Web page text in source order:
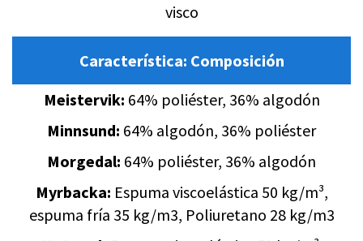
visco
Característica: Composición
Meistervik: 64% poliéster, 36% algodón
Minnsund: 64% algodón, 36% poliéster
Morgedal: 64% poliéster, 36% algodón
Myrbacka: Espuma viscoelástica 50 kg/m³,
espuma fría 35 kg/m3, Poliuretano 28 kg/m3